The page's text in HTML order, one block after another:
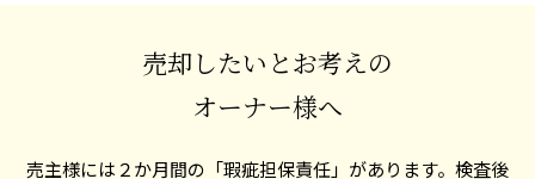
売却したいとお考えの
オーナー様へ
売主様には２か月間の「瑕疵担保責任」があります。 検査後